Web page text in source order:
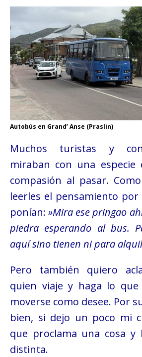
Autobús en Grand’ Anse (Praslin)
Muchos turistas y
miraban con una especie
compasión al pasar.
leerles el pensamiento por
ponían:»Mira ese pringao
piedra esperando al bus.
aquí sino tienen ni para
Pero también quiero
quien viaje y haga lo que
moverse como desee. Por
bien, si dejo un poco mi
que proclama una cosa y
distinta.